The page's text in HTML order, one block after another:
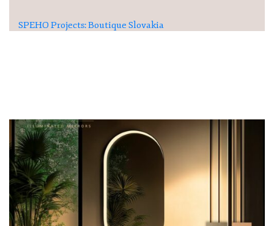
SPEHO Projects: Boutique Slovakia